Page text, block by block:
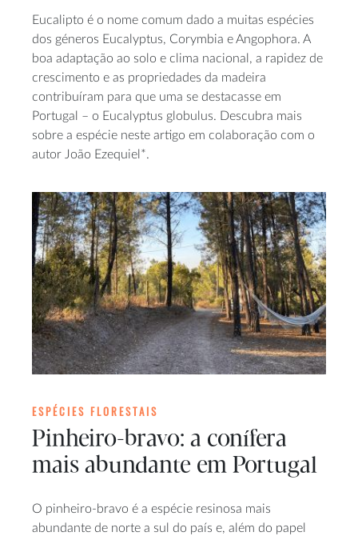
Eucalipto é o nome comum dado a muitas espécies
dos géneros Eucalyptus, Corymbia e Angophora. A
boa adaptação ao solo e clima nacional, a rapidez de
crescimento e as propriedades da madeira
contribuíram para que uma se destacasse em
Portugal – o Eucalyptus globulus. Descubra mais
sobre a espécie neste artigo em colaboração com o
autor João Ezequiel*.
ESPÉCIES FLORESTAIS
Pinheiro-bravo: a conífera
mais abundante em Portugal
O pinheiro-bravo é a espécie resinosa mais
abundante de norte a sul do país e, além do papel